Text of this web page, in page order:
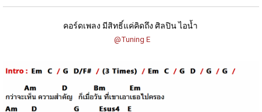
คอร์ดเพลง มีสิทธิ์แค่คิดถึง ศิลปิน ไอน้ำ
@Tuning E